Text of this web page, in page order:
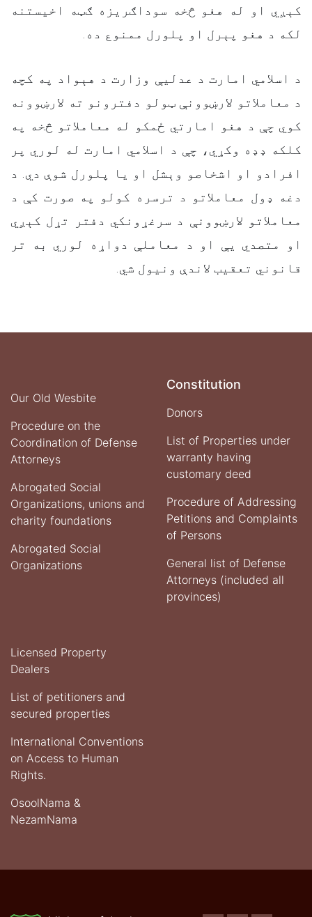
کېږي او له هغو څخه سوداګریزه ګټه اخیستنه
لکه د هغو پېرل او پلورل ممنوع ده.
د اسلامي امارت د عدلیې وزارت د هېواد په کچه
د معاملاتو لارښوونې ټولو دفترونو ته لارښوونه
کوي چې د هغو امارتي ځمکو له معاملاتو څخه په
کلکه ډډه وکړي، چې د اسلامي امارت له لوري پر
افرادو او اشخاصو وېشل او یا پلورل شوې دي. د
دغه ډول معاملاتو د ترسره کولو په صورت کې د
معاملاتو لارښوونې د سرغړونکي دفتر تړل کېږي
او متصدي يې او د معاملې دواړه لوري به تر
قانوني تعقیب لاندې ونیول شي.
Our Old Wesbite
Procedure on the
Coordination of Defense
Attorneys
Abrogated Social
Organizations, unions and
charity foundations
Abrogated Social
Organizations
Constitution
Donors
List of Properties under
warranty having
customary deed
Procedure of Addressing
Petitions and Complaints
of Persons
General list of Defense
Attorneys (included all
provinces)
Licensed Property
Dealers
List of petitioners and
secured properties
International Conventions
on Access to Human
Rights.
OsoolNama &
NezamNama